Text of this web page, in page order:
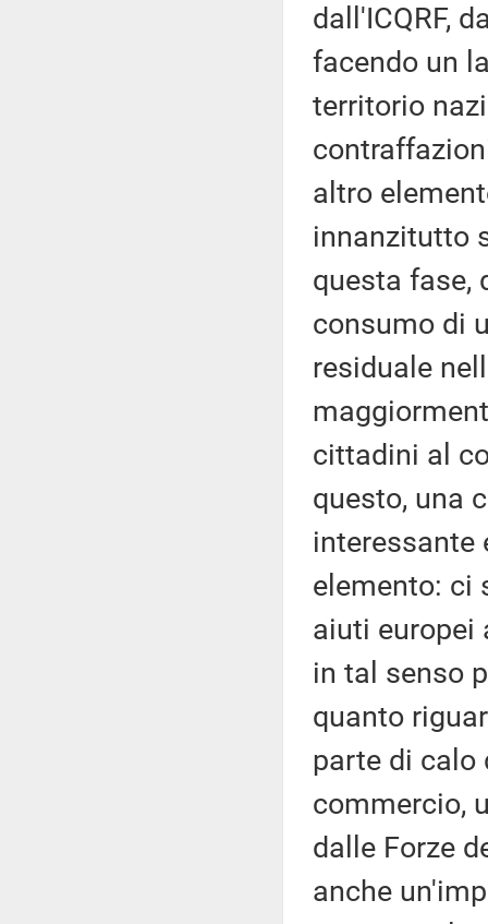
dall'ICQRF,
facendo un
territorio
altro
innanzitutto
questa fase,
consumo di
residuale
cittadini al
questo, una
interessante
elemento: ci
aiuti europei
in tal senso
quanto
parte di calo
commercio,
dalle Forze
anche